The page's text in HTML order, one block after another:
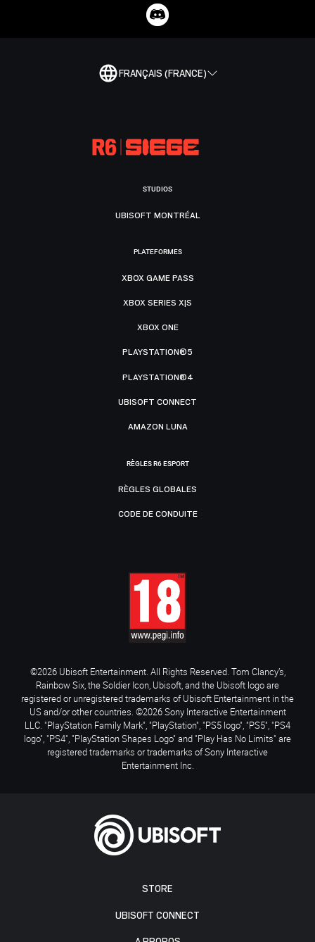
FRANÇAIS (FRANCE)
STORE
UBISOFT CONNECT
STUDIOS
UBISOFT MONTRÉAL
PLATEFORMES
XBOX GAME PASS
XBOX SERIES X|S
XBOX ONE
PLAYSTATION®5
PLAYSTATION®4
UBISOFT CONNECT
AMAZON LUNA
RÈGLES R6 ESPORT
RÈGLES GLOBALES
CODE DE CONDUITE
©2026 Ubisoft Entertainment. All Rights Reserved. Tom Clancy’s,
Rainbow Six, the Soldier Icon, Ubisoft, and the Ubisoft logo are
registered or unregistered trademarks of Ubisoft Entertainment in the
US and/or other countries. ©2026 Sony Interactive Entertainment
LLC. "PlayStation Family Mark", "PlayStation", "PS5 logo", "PS5", "PS4
logo", "PS4", "PlayStation Shapes Logo" and "Play Has No Limits" are
registered trademarks or trademarks of Sony Interactive
Entertainment Inc.